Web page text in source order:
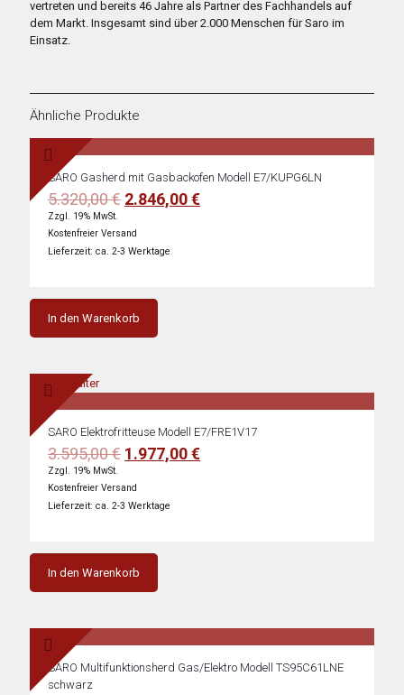
vertreten und bereits 46 Jahre als Partner des Fachhandels auf
dem Markt. Insgesamt sind über 2.000 Menschen für Saro im
Einsatz.
Ähnliche Produkte
SARO Gasherd mit Gasbackofen Modell E7/KUPG6LN
5.320,00€ Ursprünglicher
war:
5.320,00 €
2.846,00€Aktueller
Zzgl. 19% MwSt.
Kostenfreier Versand
Lieferzeit: ca. 2-3 Werktage
In den Warenkorb
SARO Elektrofritteuse Modell E7/FRE1V17
3.595,00€ Ursprünglicher
war:
3.595,00 €
1.977,00€Aktueller
Zzgl. 19% MwSt.
Kostenfreier Versand
Lieferzeit: ca. 2-3 Werktage
In den Warenkorb
SARO Multifunktionsherd Gas/Elektro Modell TS95C61LNE
schwarz